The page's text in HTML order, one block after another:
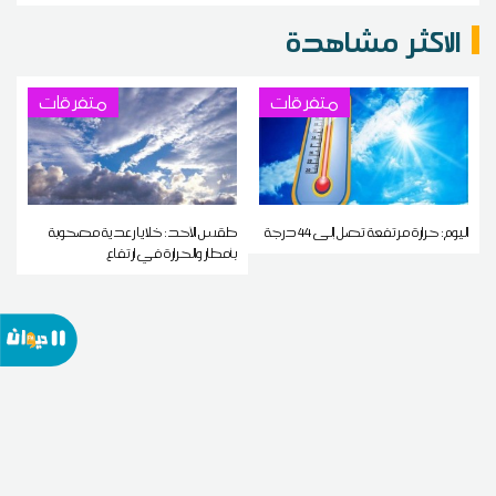
الاكثر مشاهدة
متفرقات
اليوم: حرارة مرتفعة تصل إلى 44 درجة
متفرقات
طقس الأحد: خلايا رعدية مصحوبة
بأمطار والحرارة في ارتفاع